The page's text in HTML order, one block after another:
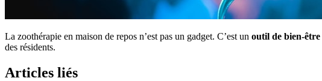
La zoothérapie en maison de repos n’est pas un gadget. C’est un outil de bien-être
des résidents.
Articles liés